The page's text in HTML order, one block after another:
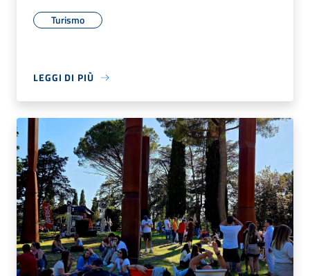
Turismo
LEGGI DI PIÙ